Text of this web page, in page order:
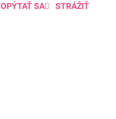
OPÝTAŤ SA STRÁŽIŤ